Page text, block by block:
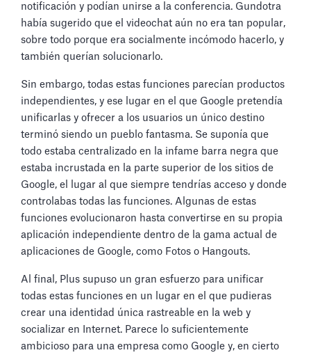
notificación y podían unirse a la conferencia. Gundotra
había sugerido que el videochat aún no era tan popular,
sobre todo porque era socialmente incómodo hacerlo, y
también querían solucionarlo.
Sin embargo, todas estas funciones parecían productos
independientes, y ese lugar en el que Google pretendía
unificarlas y ofrecer a los usuarios un único destino
terminó siendo un pueblo fantasma. Se suponía que
todo estaba centralizado en la infame barra negra que
estaba incrustada en la parte superior de los sitios de
Google, el lugar al que siempre tendrías acceso y donde
controlabas todas las funciones. Algunas de estas
funciones evolucionaron hasta convertirse en su propia
aplicación independiente dentro de la gama actual de
aplicaciones de Google, como Fotos o Hangouts.
Al final, Plus supuso un gran esfuerzo para unificar
todas estas funciones en un lugar en el que pudieras
crear una identidad única rastreable en la web y
socializar en Internet. Parece lo suficientemente
ambicioso para una empresa como Google y, en cierto